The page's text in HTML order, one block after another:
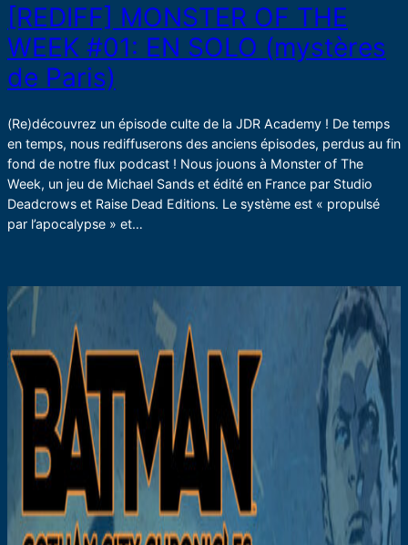
[REDIFF] MONSTER OF THE
WEEK #01: EN SOLO (mystères
de Paris)
(Re)découvrez un épisode culte de la JDR Academy ! De temps
en temps, nous rediffuserons des anciens épisodes, perdus au fin
fond de notre flux podcast ! Nous jouons à Monster of The
Week, un jeu de Michael Sands et édité en France par Studio
Deadcrows et Raise Dead Editions. Le système est « propulsé
par l’apocalypse » et…